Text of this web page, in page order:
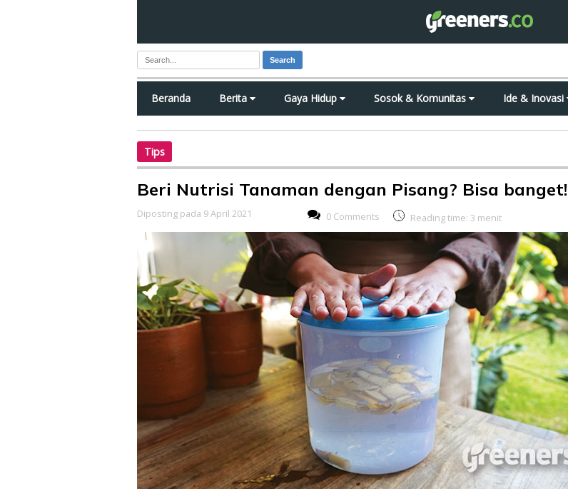
Search
Beranda Berita Gaya Hidup Sosok & Komunitas Ide & Inovasi
Tips
Beri Nutrisi Tanaman dengan Pisang? Bisa banget!
Diposting pada 9 April 2021 0 Comments Reading time: 3 menit